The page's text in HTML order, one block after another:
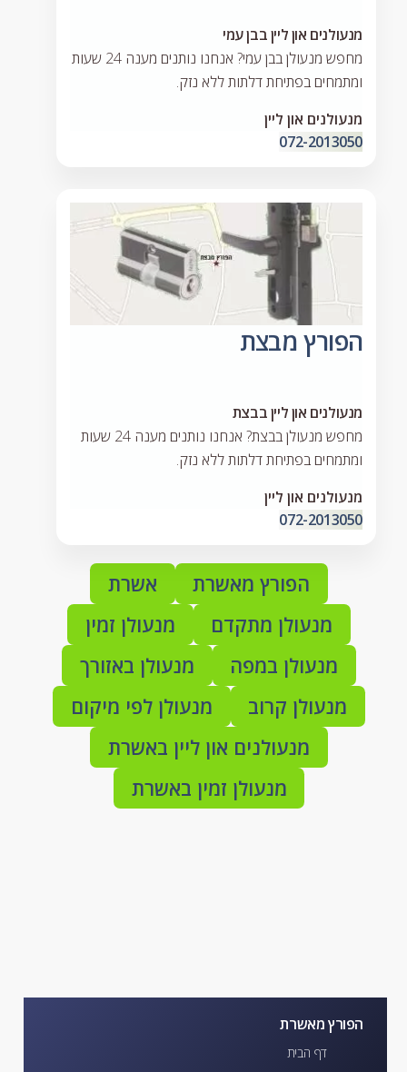
מנעולנים און ליין בבן עמי
מחפש מנעולן בבן עמי? אנחנו נותנים מענה 24 שעות
ומתמחים בפתיחת דלתות ללא נזק.
מנעולנים און ליין
072-2013050
הפורץ מבצת
מנעולנים און ליין בבצת
מחפש מנעולן בבצת? אנחנו נותנים מענה 24 שעות
ומתמחים בפתיחת דלתות ללא נזק.
מנעולנים און ליין
072-2013050
הפורץ מאשרת
אשרת
מנעולן מתקדם
מנעולן זמין
מנעולן במפה
מנעולן באזורך
מנעולן קרוב
מנעולן לפי מיקום
מנעולנים און ליין באשרת
מנעולן זמין באשרת
הפורץ מאשרת
דף הבית